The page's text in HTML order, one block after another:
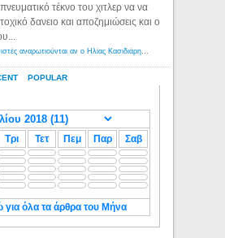
POPULAR
τέκνο του χιτλερ να να
δανειο και αποζημιώσεις και ο
Αμερικανοί ρατσιστές αναρωτιούνται αν ο Ηλίας Κασιδιάρης ανήκει στη λευκή φυλή... - Λόγιος Ερμής
Τρι Τετ Πεμ Παρ Σαβ
για όλα τα άρθρα του Μήνα